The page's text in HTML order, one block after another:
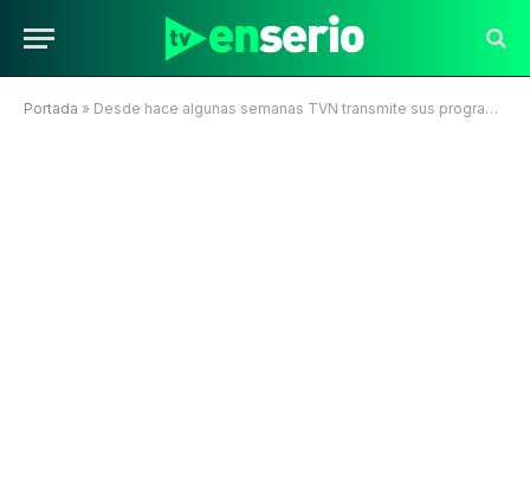
Portada » Desde hace algunas semanas TVN transmite sus programas en Facebook Live